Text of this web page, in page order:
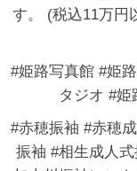
す。 (税込11万円
#姫路写真館 #姫
タジオ #
#赤穂振袖 #赤穂
振袖 #相生成人